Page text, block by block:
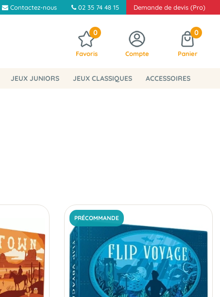
Contactez-nous 02 35 74 48 15 Demande de devis (Pro)
0
Favoris Compte
0
Panier
JEUX JUNIORS JEUX CLASSIQUES ACCESSOIRES
PRÉCOMMANDE